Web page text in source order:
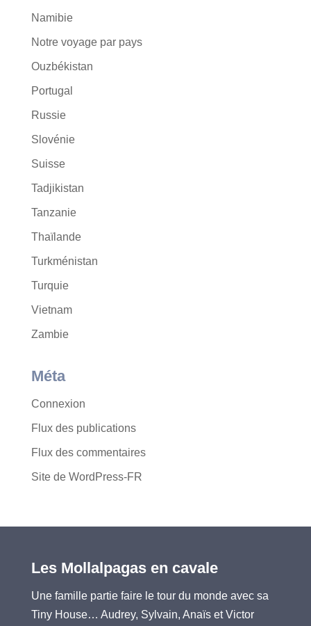
Namibie
Notre voyage par pays
Ouzbékistan
Portugal
Russie
Slovénie
Suisse
Tadjikistan
Tanzanie
Thaïlande
Turkménistan
Turquie
Vietnam
Zambie
Méta
Connexion
Flux des publications
Flux des commentaires
Site de WordPress-FR
Les Mollalpagas en cavale
Une famille partie faire le tour du monde avec sa
Tiny House… Audrey, Sylvain, Anaïs et Victor